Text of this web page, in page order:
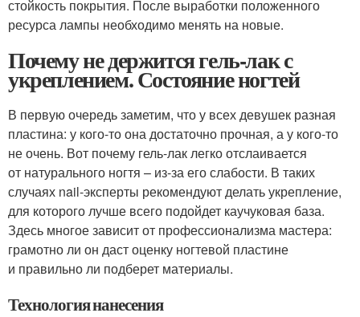
стойкость покрытия. После выработки положенного
ресурса лампы необходимо менять на новые.
Почему не держится гель-лак с
укреплением. Состояние ногтей
В первую очередь заметим, что у всех девушек разная
пластина: у кого-то она достаточно прочная, а у кого-то
не очень. Вот почему гель-лак легко отслаивается
от натурального ногтя – из-за его слабости. В таких
случаях nail-эксперты рекомендуют делать укрепление,
для которого лучше всего подойдет каучуковая база.
Здесь многое зависит от профессионализма мастера:
грамотно ли он даст оценку ногтевой пластине
и правильно ли подберет материалы.
Технология нанесения